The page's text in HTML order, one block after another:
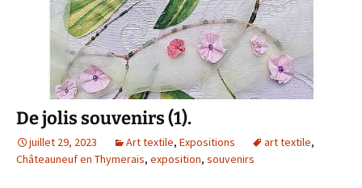
De jolis souvenirs (1).
juillet 29, 2023 Art textile, Expositions art textile,
Châteauneuf en Thymerais, exposition, souvenirs